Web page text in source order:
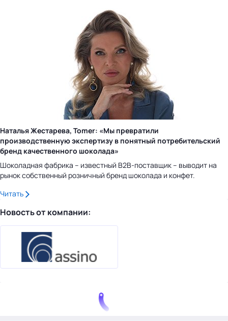
Наталья Жестарева, Tomer: «Мы превратили
производственную экспертизу в понятный потребительский
бренд качественного шоколада»
Шоколадная фабрика – известный B2B-поставщик – выводит на
рынок собственный розничный бренд шоколада и конфет.
Читать
Новость от компании: